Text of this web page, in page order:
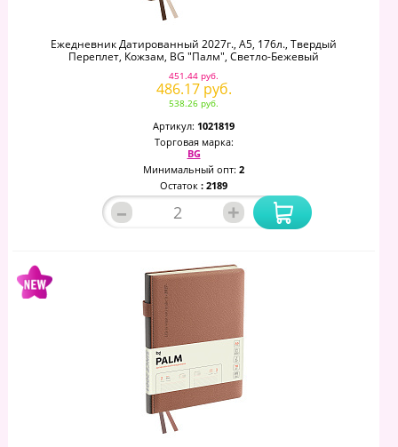
Ежедневник Датированный 2027г., А5, 176л., Твердый
Переплет, Кожзам, BG "Палм", Светло-Бежевый
451.44 руб.
486.17 руб.
538.26 руб.
Артикул: 1021819
Торговая марка:
BG
Минимальный опт: 2
Остаток : 2189
– +